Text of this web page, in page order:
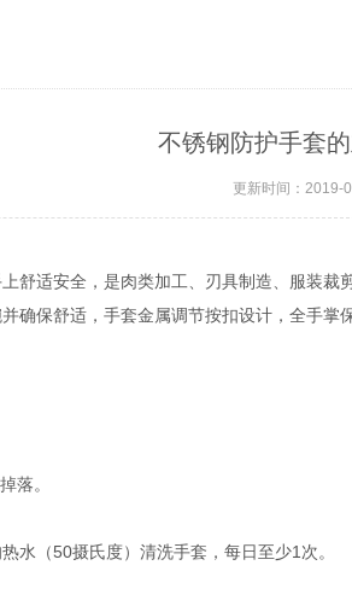
不锈钢防护手套
更新时间：2019-
适安全，是肉类加工、刃具制造、服装裁
确保舒适，手套金属调节按扣设计，全手掌保
落。
（50摄氏度）清洗手套，每日至少1次。